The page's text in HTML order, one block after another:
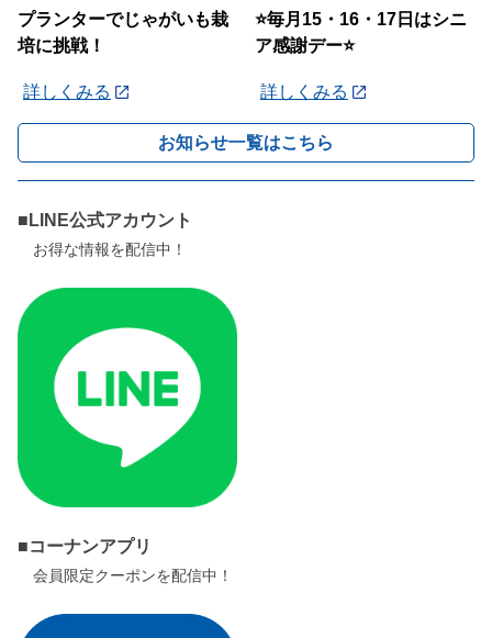
プランターでじゃがいも栽
培に挑戦！
詳しくみる
⭐毎月15・16・17日はシニ
ア感謝デー⭐
詳しくみる
お知らせ一覧はこちら
■LINE公式アカウント
お得な情報を配信中！
■コーナンアプリ
会員限定クーポンを配信中！